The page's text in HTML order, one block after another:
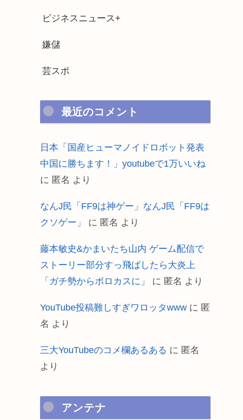
ビジネスニュース+
嫌儲
芸スポ
最近のコメント
日本「国産ヒューマノイドロボット発表
中国に勝ちます！」youtubeで1万いいね
に 匿名 より
なんJ民「FF9は神ゲー」なんJ民「FF9は
クソゲー」
に 匿名 より
藤本敏史&かまいたち山内 ゲーム配信で
ストーリー部分すっ飛ばしたら大炎上
「ガチ勢からボロカスに」
に 匿名 より
YouTube投稿難しすぎワロッタwww に 匿
名 より
三大YouTubeのコメ欄あるある に 匿名
より
アンテナ